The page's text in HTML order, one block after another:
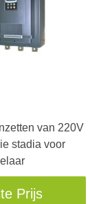
van 220V
stadia voor
Prijs